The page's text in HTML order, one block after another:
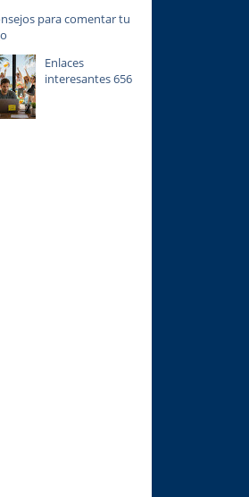
para comentar tu
Enlaces
interesantes 656